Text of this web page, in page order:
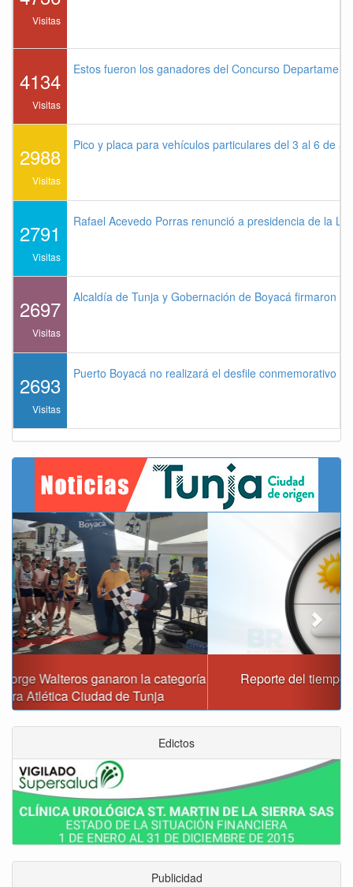
Visitas
4134
Visitas
Estos fueron los ganadores del Concurso
2988
Visitas
Pico y placa para vehículos particulares del 3 al 6 de
2791
Visitas
Rafael Acevedo Porras renunció a presidencia de la
2697
Visitas
Alcaldía de Tunja y Gobernación de Boyacá firmaron
2693
Visitas
Puerto Boyacá no realizará el desfile conmemorativo
Reporte del tiempo en Boyacá para el domingo
Previous Next
Edictos
Publicidad